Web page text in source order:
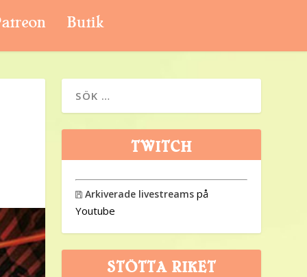
Butik
TWITCH
 Arkiverade livestreams på
Youtube
STÖTTA RIKET